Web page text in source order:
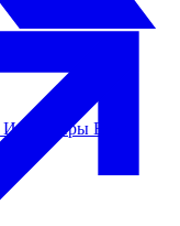
Инсайдеры Блог